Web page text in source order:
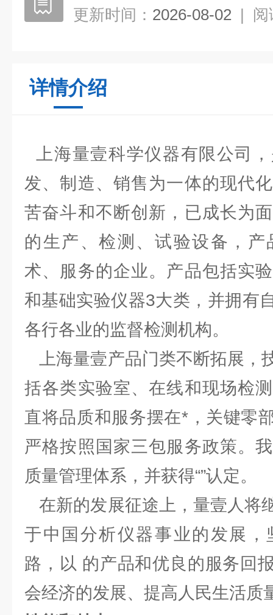
更新时间： 2026-08-02 | 阅
详情介绍
上海量壹科学仪器有限公司
发、制造、销售为一体的现代
苦奋斗和不断创新，已成长为
的生产、检测、试验设备，
术、服务的企业。产品包括实
和基础实验仪器3大类，并拥有
各行各业的监督检测机构。
上海量壹产品门类不断拓展，
括各类实验室、在线和现场检
直将品质和服务摆在*，关键零
严格按照国家三包服务政策。
质量管理体系，并获得“”认定。
在新的发展征途上，量壹人将
于中国分析仪器事业的发展，
路，以 的产品和优良的服务回
会经济的发展、提高人民生活质